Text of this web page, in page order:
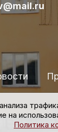
на
Политика